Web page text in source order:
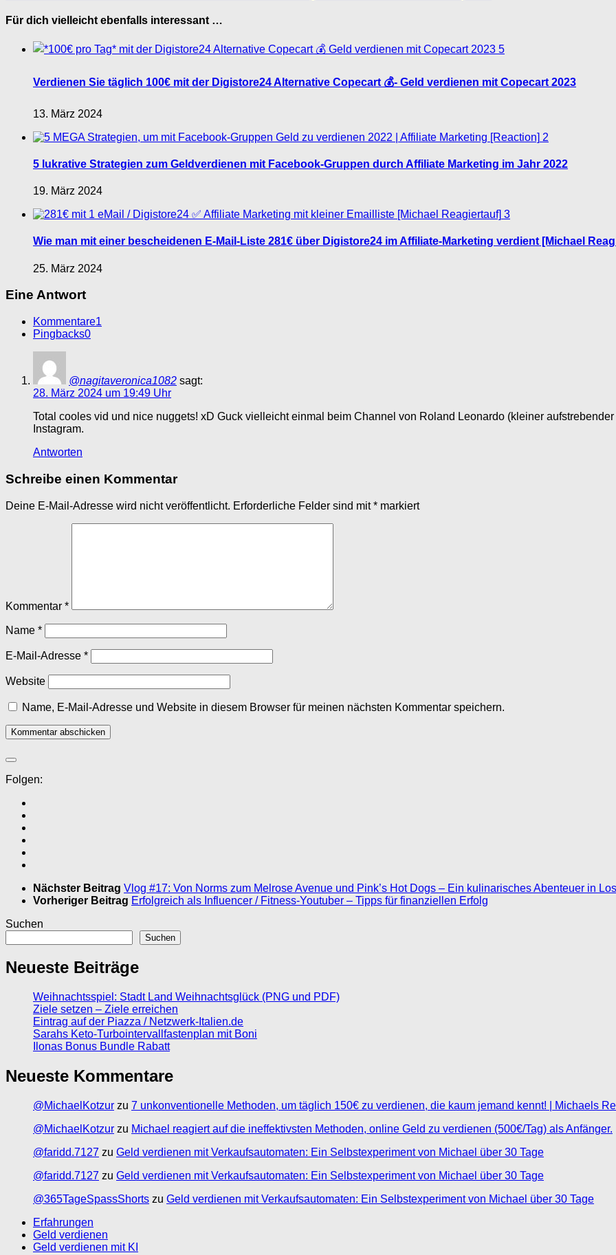
Für dich vielleicht ebenfalls interessant …
5
Verdienen Sie täglich 100€ mit der Digistore24 Alternative Copecart 💰- Geld verdienen mit Copecart 2023
13. März 2024
2
5 lukrative Strategien zum Geldverdienen mit Facebook-Gruppen durch Affiliate Marketing im Jahr 2022
19. März 2024
3
Wie man mit einer bescheidenen E-Mail-Liste 281€ über Digistore24 im Affiliate-Marketing verdient [Michael
25. März 2024
Eine Antwort
Kommentare1
Pingbacks0
@nagitaveronica1082 sagt:
28. März 2024 um 19:49 Uhr
Total cooles vid und nice nuggets! xD Guck vielleicht einmal beim Channel von Roland Leonardo (kleiner
Instagram.
Antworten
Schreibe einen Kommentar
Deine E-Mail-Adresse wird nicht veröffentlicht. Erforderliche Felder sind mit* markiert
Kommentar *
Name *
E-Mail-Adresse *
Website
Name, E-Mail-Adresse und Website in diesem Browser für meinen nächsten Kommentar speichern.
Folgen:
Nächster Beitrag Vlog #17: Von Norms zum Melrose Avenue und Pink’s Hot Dogs – Ein kulinarisches Abenteuer in
Vorheriger Beitrag Erfolgreich als Influencer / Fitness-Youtuber – Tipps für finanziellen Erfolg
Suchen
Suchen
Neueste Beiträge
Weihnachtsspiel: Stadt Land Weihnachtsglück (PNG und PDF)
Ziele setzen – Ziele erreichen
Eintrag auf der Piazza / Netzwerk-Italien.de
Sarahs Keto-Turbointervallfastenplan mit Boni
Ilonas Bonus Bundle Rabatt
Neueste Kommentare
@MichaelKotzur zu 7 unkonventionelle Methoden, um täglich 150€ zu verdienen, die kaum jemand kennt! | Michaels
@MichaelKotzur zu Michael reagiert auf die ineffektivsten Methoden, online Geld zu verdienen (500€/Tag) als Anfänger.
@faridd.7127 zu Geld verdienen mit Verkaufsautomaten: Ein Selbstexperiment von Michael über 30 Tage
@faridd.7127 zu Geld verdienen mit Verkaufsautomaten: Ein Selbstexperiment von Michael über 30 Tage
@365TageSpassShorts zu Geld verdienen mit Verkaufsautomaten: Ein Selbstexperiment von Michael über 30 Tage
Erfahrungen
Geld verdienen
Geld verdienen mit KI